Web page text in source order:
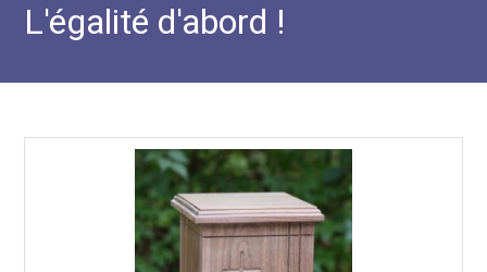
L'égalité d'abord !